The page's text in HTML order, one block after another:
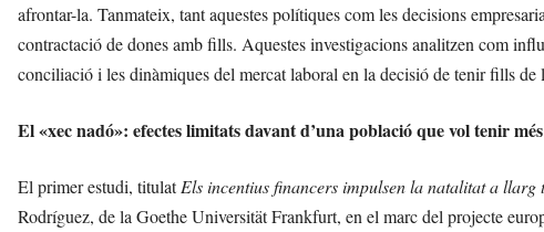
afrontar-la. Tanmateix, tant aquestes polítiques com les decisions
contractació de dones amb fills. Aquestes investigacions analitzen com
conciliació i les dinàmiques del mercat laboral en la decisió de tenir fills de
El «xec nadó»: efectes limitats davant d’una població que vol tenir
El primer estudi, titulatEls incentius financers impulsen la natalitat a llarg
Rodríguez, de la Goethe Universität Frankfurt, en el marc del projecte